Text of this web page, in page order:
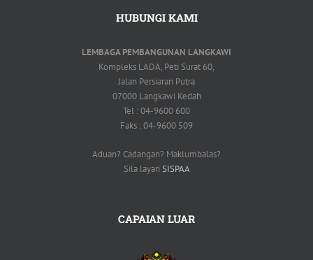
HUBUNGI KAMI
LEMBAGA PEMBANGUNAN LANGKAWI
Kompleks LADA, Peti Surat 60,
Jalan Persiaran Putra
07000 Langkawi Kedah
Tel : 04-9600 600
Faks : 04-9600 509
Aduan? Cadangan? Maklumbalas?
Sila layari SISPAA
CAPAIAN LUAR